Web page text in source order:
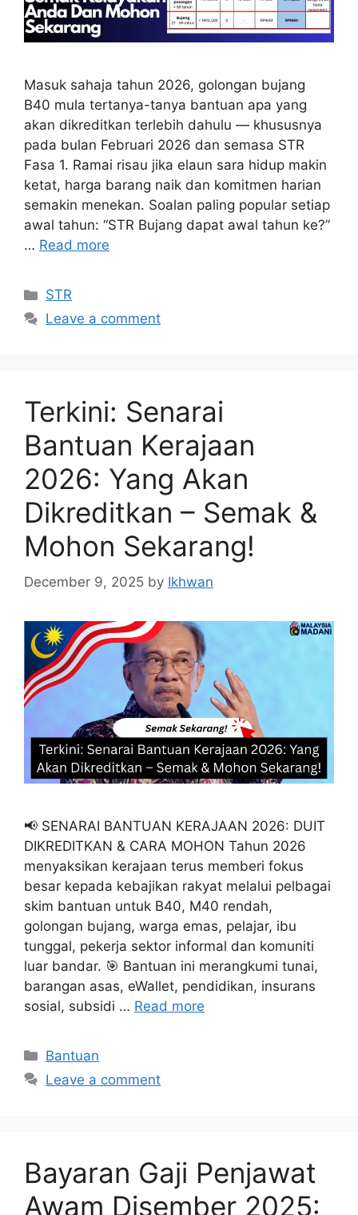
Masuk sahaja tahun 2026, golongan bujang
B40 mula tertanya-tanya bantuan apa yang
akan dikreditkan terlebih dahulu — khususnya
pada bulan Februari 2026 dan semasa STR
Fasa 1. Ramai risau jika elaun sara hidup makin
ketat, harga barang naik dan komitmen harian
semakin menekan. Soalan paling popular setiap
awal tahun: “STR Bujang dapat awal tahun ke?”
… Read more
Categories
STR
Leave a comment
Terkini: Senarai
Bantuan Kerajaan
2026: Yang Akan
Dikreditkan – Semak &
Mohon Sekarang!
December 9, 2025 by Ikhwan
📢 SENARAI BANTUAN KERAJAAN 2026: DUIT
DIKREDITKAN & CARA MOHON Tahun 2026
menyaksikan kerajaan terus memberi fokus
besar kepada kebajikan rakyat melalui pelbagai
skim bantuan untuk B40, M40 rendah,
golongan bujang, warga emas, pelajar, ibu
tunggal, pekerja sektor informal dan komuniti
luar bandar. 🎯 Bantuan ini merangkumi tunai,
barangan asas, eWallet, pendidikan, insurans
sosial, subsidi … Read more
Categories
Bantuan
Leave a comment
Bayaran Gaji Penjawat
Awam Disember 2025: